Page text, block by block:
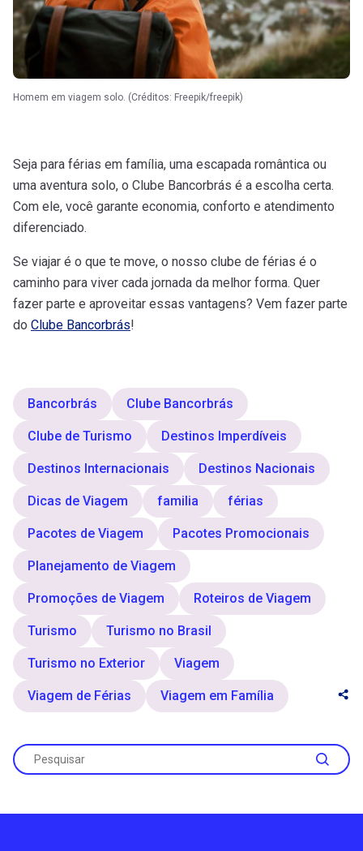
Homem em viagem solo. (Créditos: Freepik/freepik)
Seja para férias em família, uma escapada romântica ou
uma aventura solo, o Clube Bancorbrás é a escolha certa.
Com ele, você garante economia, conforto e atendimento
diferenciado.
Se viajar é o que te move, o nosso clube de férias é o
caminho para viver cada jornada da melhor forma. Quer
fazer parte e aproveitar essas vantagens? Vem fazer parte
do Clube Bancorbrás!
Bancorbrás Clube Bancorbrás
Clube de Turismo Destinos Imperdíveis
Destinos Internacionais Destinos Nacionais
Dicas de Viagem familia férias
Pacotes de Viagem Pacotes Promocionais
Planejamento de Viagem
Promoções de Viagem Roteiros de Viagem
Turismo Turismo no Brasil
Turismo no Exterior Viagem
Viagem de Férias Viagem em Família